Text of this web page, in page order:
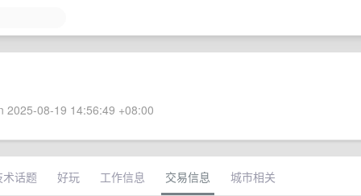
2025-08-19 14:56:49 +08:00
术话题 好玩 工作信息 交易信息 城市相关